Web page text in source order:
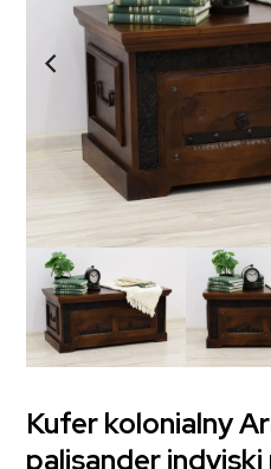
Kufer kolonialny
palisander